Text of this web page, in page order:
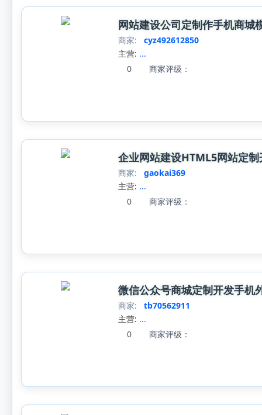
网站建设公司定制作手机商
商家:
cyz492612850
主营: ...
0
商家评级：
企业网站建设HTML5网站定
商家:
gaokai369
主营: ...
0
商家评级：
微信公众号商城定制开发手机
商家:
tb70562911
主营: ...
0
商家评级：